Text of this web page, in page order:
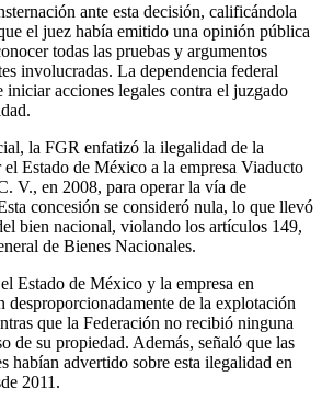
ante esta decisión, calificándola
el juez había emitido una opinión pública
todas las pruebas y argumentos
involucradas. La dependencia federal
iniciar acciones legales contra el juzgado
la FGR enfatizó la ilegalidad de la
Estado de México a la empresa Viaducto
V., en 2008, para operar la vía de
concesión se consideró nula, lo que llevó
bien nacional, violando los artículos 149,
de Bienes Nacionales.
Estado de México y la empresa en
desproporcionadamente de la explotación
que la Federación no recibió ninguna
de su propiedad. Además, señaló que las
habían advertido sobre esta ilegalidad en
2011.